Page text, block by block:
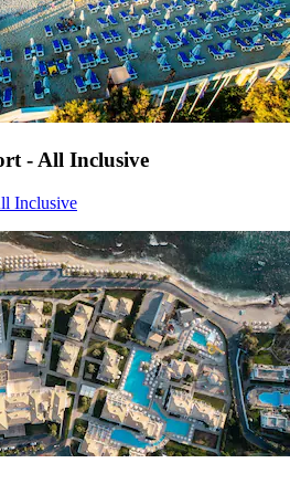
- All Inclusive
Inclusive